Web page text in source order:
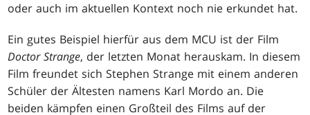
oder auch im aktuellen Kontext noch nie erkundet hat.
Ein gutes Beispiel hierfür aus dem MCU ist der Film
Doctor Strange, der letzten Monat herauskam. In diesem
Film freundet sich Stephen Strange mit einem anderen
Schüler der Ältesten namens Karl Mordo an. Die
beiden kämpfen einen Großteil des Films auf der